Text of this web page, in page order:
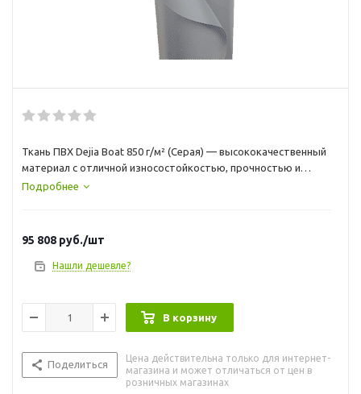
Ткань ПВХ Dejia Boat 850 г/м² (Серая) — высококачественный
материал с отличной износостойкостью, прочностью и
эластичностью. Отлично подходит для использования в
пневмоконструкций.
Подробнее
95 808 руб./шт
Нашли дешевле?
В корзину
Поделиться
Цена действительна только для интернет-
магазина и может отличаться от цен в
розничных магазинах